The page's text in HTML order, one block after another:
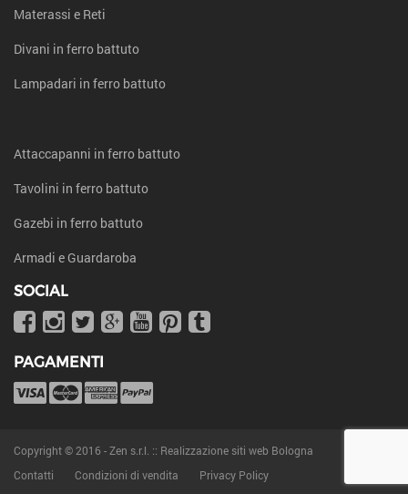
Materassi e Reti
Divani in ferro battuto
Lampadari in ferro battuto
Attaccapanni in ferro battuto
Tavolini in ferro battuto
Gazebi in ferro battuto
Armadi e Guardaroba
SOCIAL
PAGAMENTI
Copyright © 2016 -Zen s.r.l. :: Realizzazione siti web Bologna
Contatti
Condizioni di vendita Privacy Policy